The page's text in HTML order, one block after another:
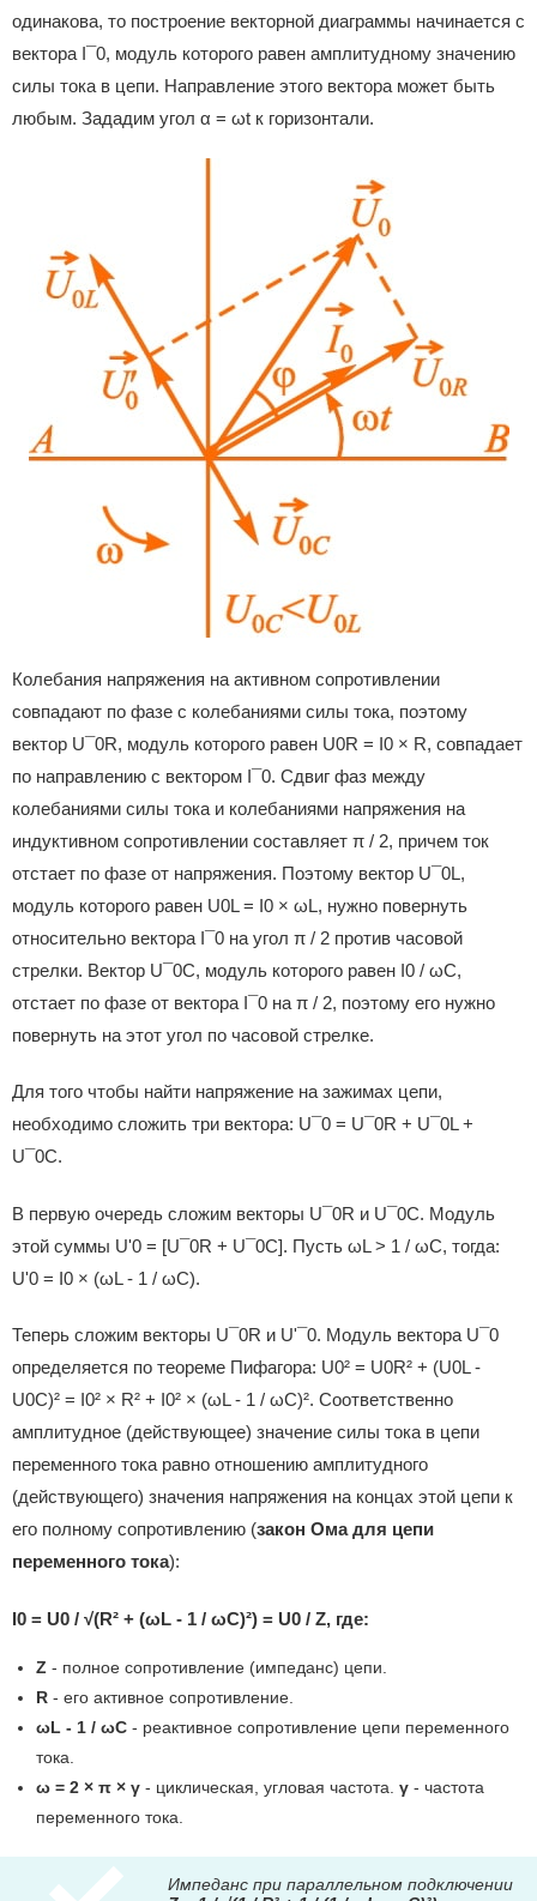
одинакова, то построение векторной диаграммы начинается с
вектора I¯0, модуль которого равен амплитудному значению
силы тока в цепи. Направление этого вектора может быть
любым. Зададим угол α = ωt к горизонтали.
Колебания напряжения на активном сопротивлении
совпадают по фазе с колебаниями силы тока, поэтому
вектор U¯0R, модуль которого равен U0R = I0 × R, совпадает
по направлению с вектором I¯0. Сдвиг фаз между
колебаниями силы тока и колебаниями напряжения на
индуктивном сопротивлении составляет π / 2, причем ток
отстает по фазе от напряжения. Поэтому вектор U¯0L,
модуль которого равен U0L = I0 × ωL, нужно повернуть
относительно вектора I¯0 на угол π / 2 против часовой
стрелки. Вектор U¯0C, модуль которого равен I0 / ωC,
отстает по фазе от вектора I¯0 на π / 2, поэтому его нужно
повернуть на этот угол по часовой стрелке.
Для того чтобы найти напряжение на зажимах цепи,
необходимо сложить три вектора: U¯0 = U¯0R + U¯0L +
U¯0C.
В первую очередь сложим векторы U¯0R и U¯0C. Модуль
этой суммы U'0 = [U¯0R + U¯0C]. Пусть ωL > 1 / ωC, тогда:
U'0 = I0 × (ωL - 1 / ωC).
Теперь сложим векторы U¯0R и U'¯0. Модуль вектора U¯0
определяется по теореме Пифагора: U0² = U0R² + (U0L -
U0C)² = I0² × R² + I0² × (ωL - 1 / ωC)². Соответственно
амплитудное (действующее) значение силы тока в цепи
переменного тока равно отношению амплитудного
(действующего) значения напряжения на концах этой цепи к
его полному сопротивлению (закон Ома для цепи
переменного тока):
I0 = U0 / √(R² + (ωL - 1 / ωC)²) = U0 / Z, где:
Z - полное сопротивление (импеданс) цепи.
R - его активное сопротивление.
ωL - 1 / ωC - реактивное сопротивление цепи переменного
тока.
ω = 2 × π × γ - циклическая, угловая частота. γ - частота
переменного тока.
Импеданс при параллельном подключении